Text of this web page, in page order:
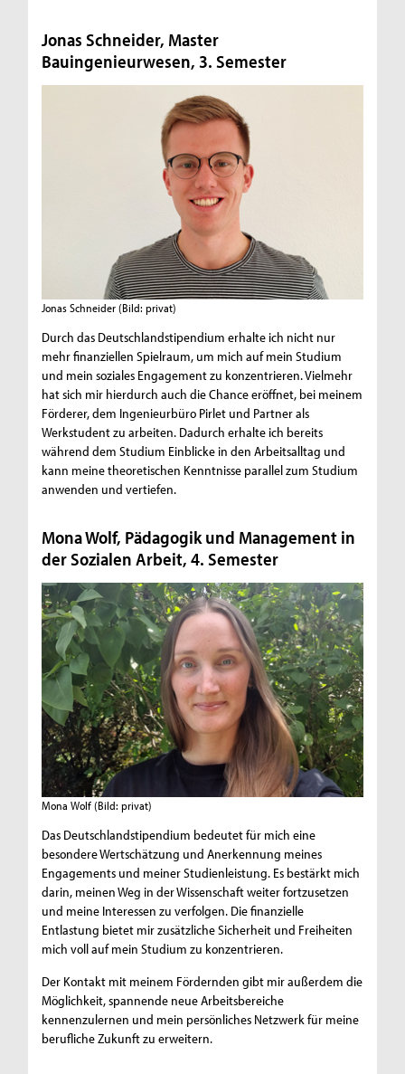
Jonas Schneider, Master
Bauingenieurwesen, 3. Semester
Jonas Schneider (Bild: privat)
Durch das Deutschlandstipendium erhalte ich nicht nur
mehr finanziellen Spielraum, um mich auf mein Studium
und mein soziales Engagement zu konzentrieren. Vielmehr
hat sich mir hierdurch auch die Chance eröffnet, bei meinem
Förderer, dem Ingenieurbüro Pirlet und Partner als
Werkstudent zu arbeiten. Dadurch erhalte ich bereits
während dem Studium Einblicke in den Arbeitsalltag und
kann meine theoretischen Kenntnisse parallel zum Studium
anwenden und vertiefen.
Mona Wolf, Pädagogik und Management in
der Sozialen Arbeit, 4. Semester
Mona Wolf (Bild: privat)
Das Deutschlandstipendium bedeutet für mich eine
besondere Wertschätzung und Anerkennung meines
Engagements und meiner Studienleistung. Es bestärkt mich
darin, meinen Weg in der Wissenschaft weiter fortzusetzen
und meine Interessen zu verfolgen. Die finanzielle
Entlastung bietet mir zusätzliche Sicherheit und Freiheiten
mich voll auf mein Studium zu konzentrieren.
Der Kontakt mit meinem Fördernden gibt mir außerdem die
Möglichkeit, spannende neue Arbeitsbereiche
kennenzulernen und mein persönliches Netzwerk für meine
berufliche Zukunft zu erweitern.